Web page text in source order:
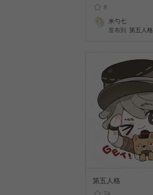
8
米勺七
发布到 第五人格
第五人格
74